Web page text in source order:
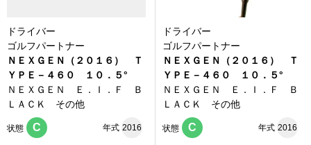
ドライバー
ゴルフパートナー
ＮＥＸＧＥＮ（２０１６） Ｔ
ＹＰＥ－４６０ １０．５°
ＮＥＸＧＥＮ Ｅ．Ｉ．Ｆ Ｂ
ＬＡＣＫ その他
状態 C 年式 2016
ドライバー
ゴルフパートナー
ＮＥＸＧＥＮ（２０１６） Ｔ
ＹＰＥ－４６０ １０．５°
ＮＥＸＧＥＮ Ｅ．Ｉ．Ｆ Ｂ
ＬＡＣＫ その他
状態 C 年式 2016